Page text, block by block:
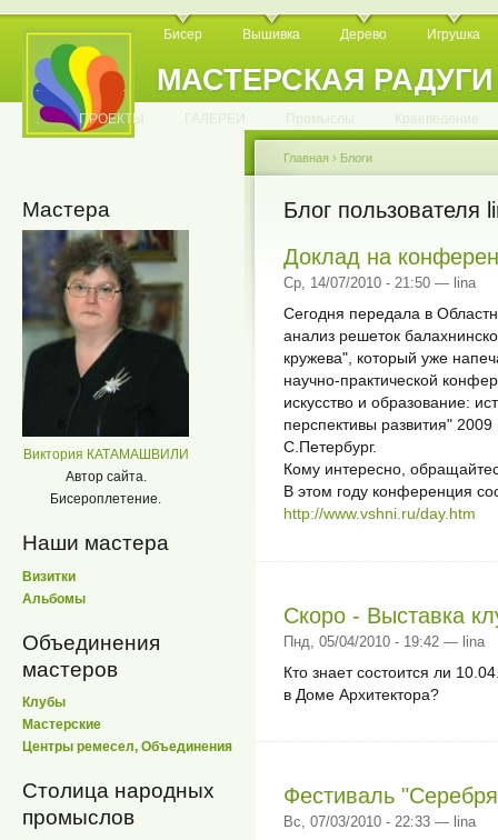
МАСТЕРСКАЯ РАДУГИ
Бисер Вышивка Дерево Игрушка
. . . . . . . . . . .
. ПРОЕКТЫ ГАЛЕРЕИ Промыслы Краеведение
Мастера
Виктория КАТАМАШВИЛИ
Автор сайта.
Бисероплетение.
Наши мастера
Визитки
Альбомы
Объединения
мастеров
Клубы
Мастерские
Центры ремесел, Объединения
Столица народных
промыслов
Главная › Блоги
Блог пользователя
Доклад на
Ср, 14/07/2010 - 21:50 — lina
Сегодня передала в
анализ решеток
кружева", который уже
научно-практической
искусство и образование:
перспективы развития"
С.Петербург.
Кому интересно,
В этом году конференция
http://www.vshni.ru/day.htm
Скоро - Выставка
Пнд, 05/04/2010 - 19:42 — lina
Кто знает состоится ли
в Доме Архитектора?
Фестиваль
Вс, 07/03/2010 - 22:33 — lina